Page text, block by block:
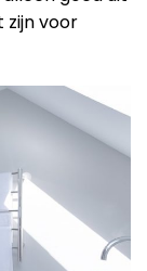
zijn voor